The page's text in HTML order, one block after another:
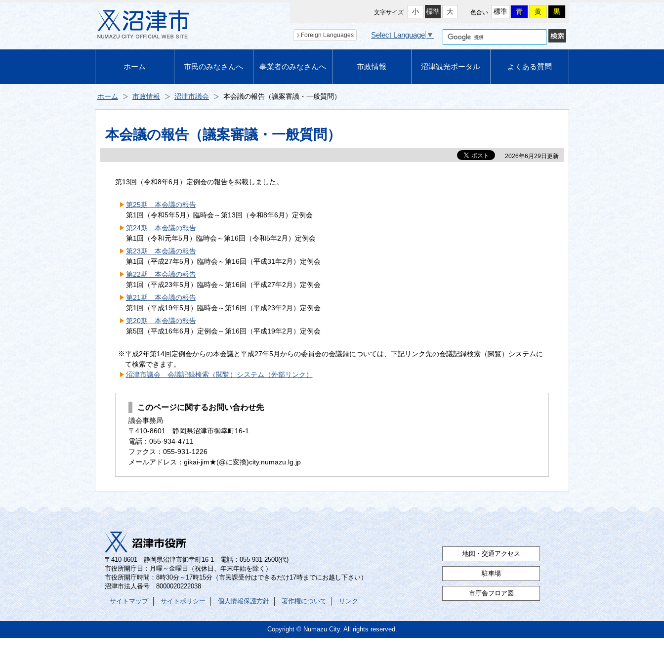
ホーム 市民のみなさんへ 事業者のみなさんへ 市政情報 沼津観光ポータル よくある質問
文字サイズ 小 標準 大 色合い 標準 青 黄 黒
Foreign Languages Select Language ▼
ホーム 市政情報 沼津市議会 本会議の報告（議案審議・一般質問）
本会議の報告（議案審議・一般質問）
2026年6月29日更新
第13回（令和8年6月）定例会の報告を掲載しました。
第25期 本会議の報告
第1回（令和5年5月）臨時会～第13回（令和8年6月）定例会
第24期 本会議の報告
第1回（令和元年5月）臨時会～第16回（令和5年2月）定例会
第23期 本会議の報告
第1回（平成27年5月）臨時会～第16回（平成31年2月）定例会
第22期 本会議の報告
第1回（平成23年5月）臨時会～第16回（平成27年2月）定例会
第21期 本会議の報告
第1回（平成19年5月）臨時会～第16回（平成23年2月）定例会
第20期 本会議の報告
第5回（平成16年6月）定例会～第16回（平成19年2月）定例会
※平成2年第14回定例会からの本会議と平成27年5月からの委員会の会議録については、下記リンク先の会議記録検索（閲覧）システムに
て検索できます。
沼津市議会 会議記録検索（閲覧）システム（外部リンク）
このページに関するお問い合わせ先
議会事務局
〒410-8601 静岡県沼津市御幸町16-1
電話：055-934-4711
ファクス：055-931-1226
メールアドレス：gikai-jim★(@に変換)city.numazu.lg.jp
〒410-8601 静岡県沼津市御幸町16-1 電話：055-931-2500(代)
市役所開庁日：月曜～金曜日（祝休日、年末年始を除く）
市役所開庁時間：8時30分～17時15分（市民課受付はできるだけ17時までにお越し下さい）
沼津市法人番号 8000020222038
サイトマップ サイトポリシー 個人情報保護方針 著作権について リンク
地図・交通アクセス
駐車場
市庁舎フロア図
Copyright © Numazu City. All rights reserved.